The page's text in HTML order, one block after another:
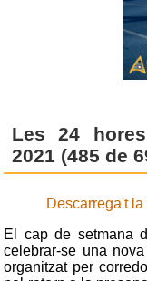
Les 24
2021 (485 de
Descarrega't la
El cap de setmana
celebrar-se una
organitzat per